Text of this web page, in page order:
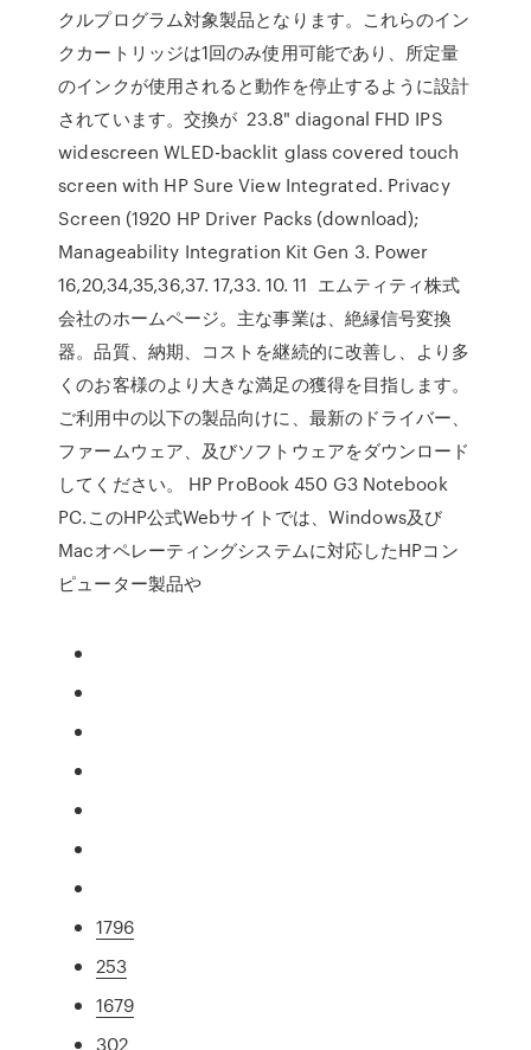
クルプログラム対象製品となります。これらのイン
クカートリッジは1回のみ使用可能であり、所定量
のインクが使用されると動作を停止するように設計
されています。交換が 23.8" diagonal FHD IPS
widescreen WLED-backlit glass covered touch
screen with HP Sure View Integrated. Privacy
Screen (1920 HP Driver Packs (download);
Manageability Integration Kit Gen 3. Power
16,20,34,35,36,37. 17,33. 10. 11 エムティティ株式
会社のホームページ。主な事業は、絶縁信号変換
器。品質、納期、コストを継続的に改善し、より多
くのお客様のより大きな満足の獲得を目指します。
ご利用中の以下の製品向けに、最新のドライバー、
ファームウェア、及びソフトウェアをダウンロード
してください。 HP ProBook 450 G3 Notebook
PC.このHP公式Webサイトでは、Windows及び
Macオペレーティングシステムに対応したHPコン
ピューター製品や
1796
253
1679
302